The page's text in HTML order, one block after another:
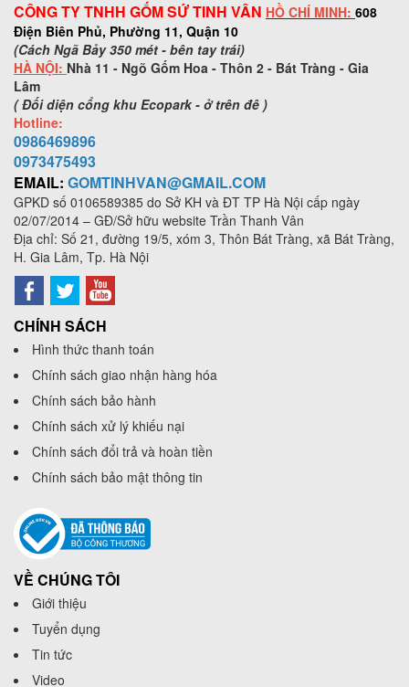
CÔNG TY TNHH GỐM SỨ TINH VÂN HỒ CHÍ MINH: 608
Điện Biên Phủ, Phường 11, Quận 10
(Cách Ngã Bảy 350 mét - bên tay trái)
HÀ NỘI: Nhà 11 - Ngõ Gốm Hoa - Thôn 2 - Bát Tràng - Gia
Lâm
( Đối diện cổng khu Ecopark - ở trên đê )
Hotline:
0986469896
0973475493
EMAIL: GOMTINHVAN@GMAIL.COM
GPKD số 0106589385 do Sở KH và ĐT TP Hà Nội cấp ngày
02/07/2014 – GĐ/Sở hữu website Trần Thanh Vân
Địa chỉ: Số 21, đường 19/5, xóm 3, Thôn Bát Tràng, xã Bát Tràng,
H. Gia Lâm, Tp. Hà Nội
CHÍNH SÁCH
Hình thức thanh toán
Chính sách giao nhận hàng hóa
Chính sách bảo hành
Chính sách xử lý khiếu nại
Chính sách đổi trả và hoàn tiền
Chính sách bảo mật thông tin
VỀ CHÚNG TÔI
Giới thiệu
Tuyển dụng
Tin tức
Video